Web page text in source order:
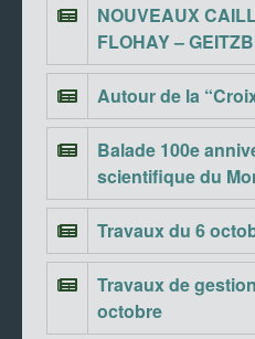
NOUVEAUX
FLOHAY –
Autour de la
Balade 100e
scientifique du
Travaux du 6
Travaux de
octobre